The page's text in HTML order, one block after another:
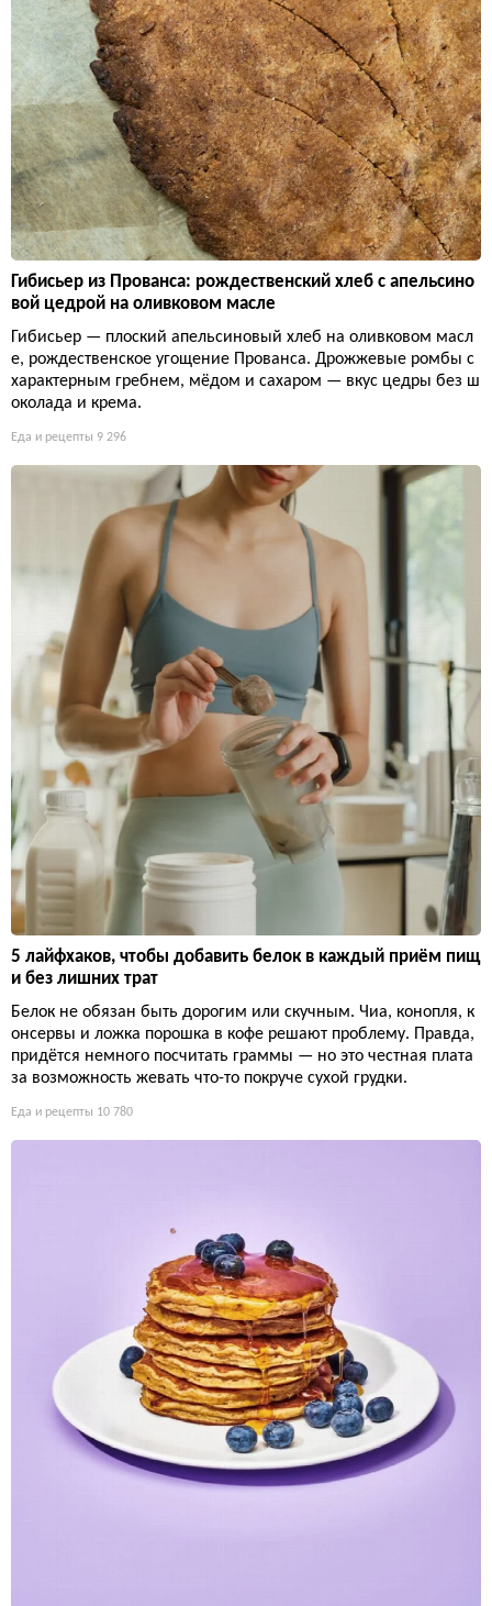
Гибисьер из Прованса: рождественский хлеб с апельсино
вой цедрой на оливковом масле
Гибисьер — плоский апельсиновый хлеб на оливковом масл
е, рождественское угощение Прованса. Дрожжевые ромбы с
характерным гребнем, мёдом и сахаром — вкус цедры без ш
околада и крема.
Еда и рецепты 9 296
5 лайфхаков, чтобы добавить белок в каждый приём пищ
и без лишних трат
Белок не обязан быть дорогим или скучным. Чиа, конопля, к
онсервы и ложка порошка в кофе решают проблему. Правда,
придётся немного посчитать граммы — но это честная плата
за возможность жевать что-то покруче сухой грудки.
Еда и рецепты 10 780